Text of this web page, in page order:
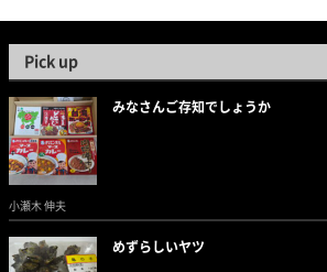
Pick up
みなさんご存知でしょうか
小瀬木 伸夫
めずらしいヤツ